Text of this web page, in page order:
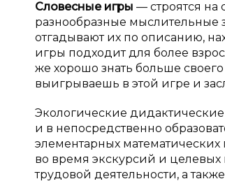
Словесные игры — строятся на
разнообразные мыслительные
отгадывают их по описанию,
игры подходит для более
же хорошо знать больше
выигрываешь в этой игре и
Экологические
и в непосредственно
элементарных
во время экскурсий и
трудовой деятельности, а